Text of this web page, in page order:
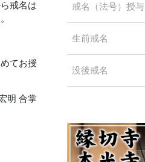
戒名は
てお授
明 合掌
戒名（法号）授与
生前戒名
没後戒名